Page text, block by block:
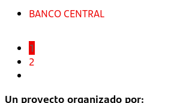
BANCO CENTRAL
1
2
Un proyecto organizado por: